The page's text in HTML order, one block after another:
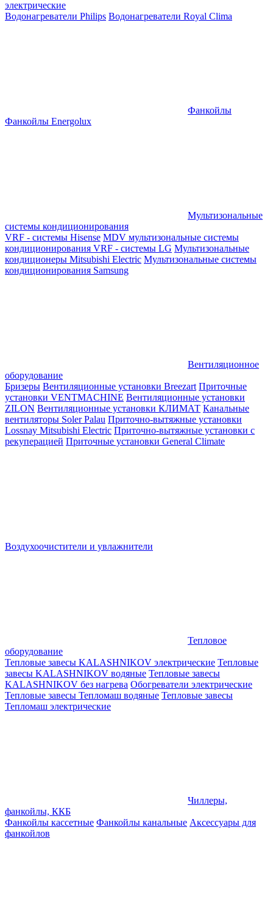
электрические
Водонагреватели Philips Водонагреватели Royal Clima
Фанкойлы
Фанкойлы Energolux
Мультизональные
системы кондиционирования
VRF - системы Hisense MDV мультизональные системы
кондиционирования VRF - системы LG Мультизональные
кондиционеры Mitsubishi Electric Мультизональные системы
кондиционирования Samsung
Вентиляционное
оборудование
Бризеры Вентиляционные установки Breezart Приточные
установки VENTMACHINE Вентиляционные установки
ZILON Вентиляционные установки КЛИМАТ Канальные
вентиляторы Soler Palau Приточно-вытяжные установки
Lossnay Mitsubishi Electric Приточно-вытяжные установки с
рекуперацией Приточные установки General Climate
Воздухоочистители и увлажнители
Тепловое
оборудование
Тепловые завесы KALASHNIKOV электрические Тепловые
завесы KALASHNIKOV водяные Тепловые завесы
KALASHNIKOV без нагрева Обогреватели электрические
Тепловые завесы Тепломаш водяные Тепловые завесы
Тепломаш электрические
Чиллеры,
фанкойлы, ККБ
Фанкойлы кассетные Фанкойлы канальные Аксессуары для
фанкойлов